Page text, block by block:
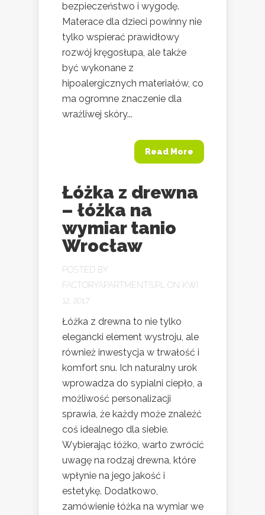
bezpieczeństwo i wygodę.
Materace dla dzieci powinny nie
tylko wspierać prawidłowy
rozwój kręgosłupa, ale także
być wykonane z
hipoalergicznych materiałów, co
ma ogromne znaczenie dla
wrażliwej skóry...
Read More
Łóżka z drewna
– łóżka na
wymiar tanio
Wrocław
POSTED BY
FACTORYAPARTMENTS.PL ON KWI
12, 2017
Łóżka z drewna to nie tylko
elegancki element wystroju, ale
również inwestycja w trwałość i
komfort snu. Ich naturalny urok
wprowadza do sypialni ciepło, a
możliwość personalizacji
sprawia, że każdy może znaleźć
coś idealnego dla siebie.
Wybierając łóżko, warto zwrócić
uwagę na rodzaj drewna, które
wpłynie na jego jakość i
estetykę. Dodatkowo,
zamówienie łóżka na wymiar we